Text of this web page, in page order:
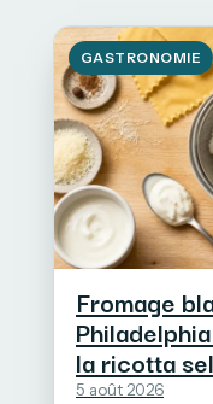
GASTRONOMIE
Fromage
la ricotta
5 août 2026